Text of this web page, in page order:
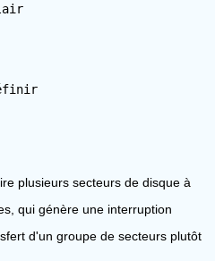
plusieurs secteurs de disque à
qui génère une interruption
d'un groupe de secteurs plutôt